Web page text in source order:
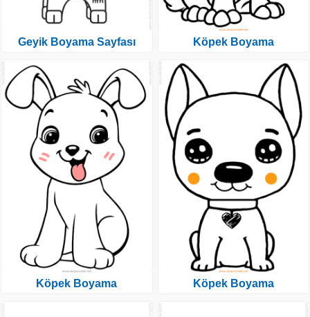
Geyik Boyama Sayfası
Köpek Boyama
Köpek Boyama
Köpek Boyama